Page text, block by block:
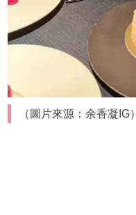
（圖片來源：余香凝IG）